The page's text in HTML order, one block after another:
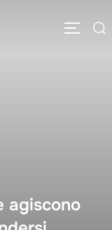
Cerca APRI/
agiscono